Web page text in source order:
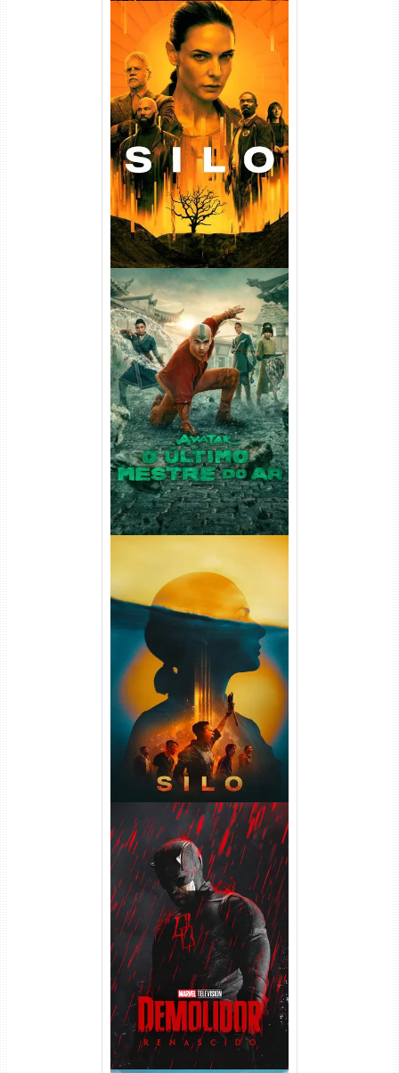
Silo 1ª Temporada Torrent
(2023) WEB-DL
720p/1080p/4K Dual Áudio
Avatar: O Último Mestre do
Ar 2ª Temporada Torrent
(2026) WEB-DL 1080p Dual
Áudio
Silo 2ª Temporada (2024)
WEB-DL 1080p Dual Áudio
Demolidor: Renascido 2ª
Temporada (2026) WEB-DL
1080p Dual Áudio